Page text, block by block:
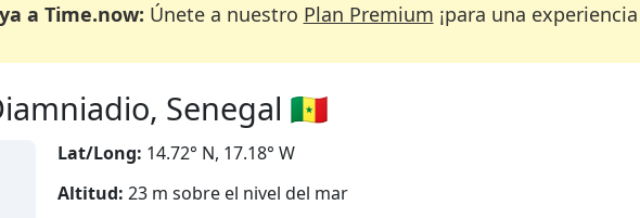
a Time.now: Únete a nuestro Plan Premium ¡para una
Senegal 🇸🇳
Lat/Long: 14.72° N, 17.18° W
Altitud: 23 m sobre el nivel del mar